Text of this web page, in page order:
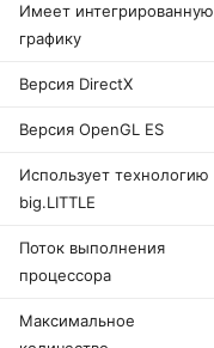
Имеет интегрированную
графику
Версия DirectX
Версия OpenGL ES
Использует технологию
big.LITTLE
Поток выполнения
процессора
Максимальное